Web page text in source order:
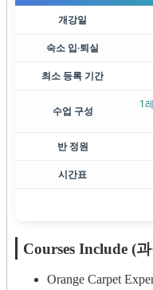
개강일
숙소 입·퇴실
최소 등록 기간
수업 구성
1
반 정원
시간표
Courses Include (
Orange Carpet